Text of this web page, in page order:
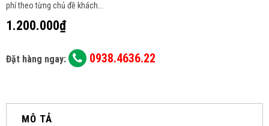
phí theo từng chủ đề khách...
1.200.000₫
Đặt hàng ngay: 0938.4636.22
MÔ TẢ